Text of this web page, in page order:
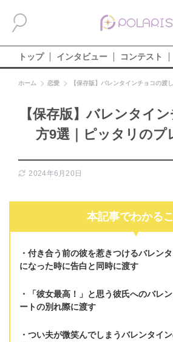
トップ インタビュー コンテスト
ホーム 恋愛 【保存版】バレンタインチョコの渡
【保存版】バレンタイ
方9選｜ピッタリのプ
2024年6月20日
本記事でわかる
付き合う前の彼を惹きつけるバレン
になった時に告白と同時に渡す
「彼女最高！」と思う彼氏へのバレ
ートの別れ際に渡す
つい夫が微笑んでしまうバレンタイ